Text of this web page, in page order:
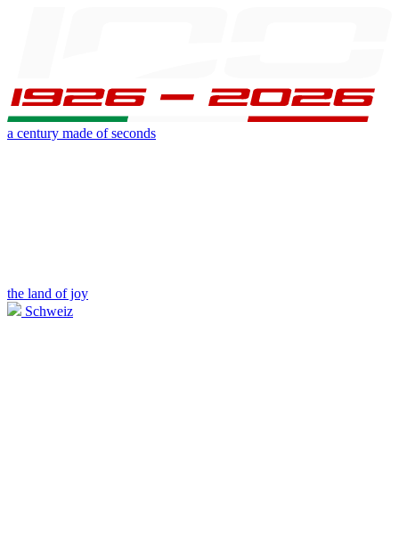
a century made of seconds
the land of joy
Schweiz